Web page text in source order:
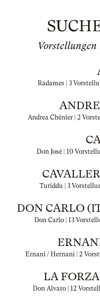
Radames | 3
Andrea Chénier | 2
Don José | 10
Turiddu | 3
DON CARLO
Don Carlo | 13
Ernani / Hernani | 2
LA
Don Alvaro | 12